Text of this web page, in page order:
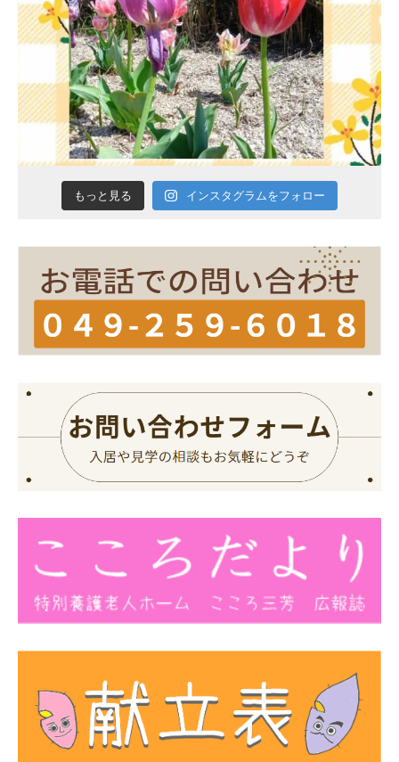
もっと見る インスタグラムをフォロー